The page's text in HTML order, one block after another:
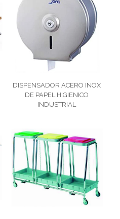
DISPENSADOR ACERO INOX
DE PAPEL HIGIENICO
INDUSTRIAL